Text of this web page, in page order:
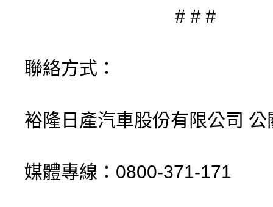
# # #
聯絡方式：
裕隆日產汽車股份有限公司 公
媒體專線：0800-371-171